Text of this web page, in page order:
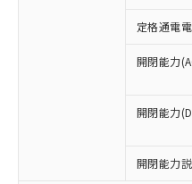
定格通電
開閉能力
開閉能力
開閉能力
ご利用条件
以下の条件をお読
ご利用ください。
本サービス
商品の当社在
対応予定：EU
有に対応した製品
対応予定なし：EU
非含有に非対応の
定はありません。
調査・確認中：EU
非含有の対応状況
※1 中国